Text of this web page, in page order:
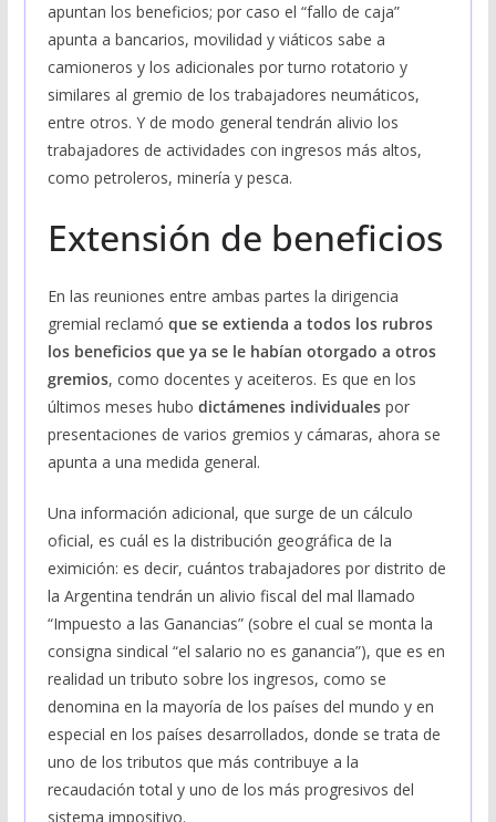
apuntan los beneficios; por caso el “fallo de caja”
apunta a bancarios, movilidad y viáticos sabe a
camioneros y los adicionales por turno rotatorio y
similares al gremio de los trabajadores neumáticos,
entre otros. Y de modo general tendrán alivio los
trabajadores de actividades con ingresos más altos,
como petroleros, minería y pesca.
Extensión de beneficios
En las reuniones entre ambas partes la dirigencia
gremial reclamó que se extienda a todos los rubros
los beneficios que ya se le habían otorgado a otros
gremios, como docentes y aceiteros. Es que en los
últimos meses hubo dictámenes individualespor
presentaciones de varios gremios y cámaras, ahora se
apunta a una medida general.
Una información adicional, que surge de un cálculo
oficial, es cuál es la distribución geográfica de la
eximición: es decir, cuántos trabajadores por distrito de
la Argentina tendrán un alivio fiscal del mal llamado
“Impuesto a las Ganancias” (sobre el cual se monta la
consigna sindical “el salario no es ganancia”), que es en
realidad un tributo sobre los ingresos, como se
denomina en la mayoría de los países del mundo y en
especial en los países desarrollados, donde se trata de
uno de los tributos que más contribuye a la
recaudación total y uno de los más progresivos del
sistema impositivo.